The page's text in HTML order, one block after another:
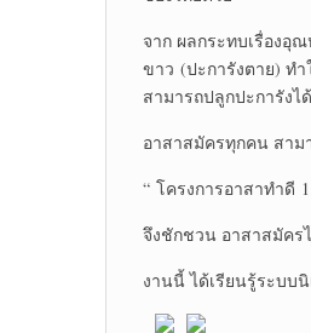
จาก ผลกระทบเรื่องอุ
ขาว (ปะการังตาย) ท
สามารถปลูกปะการัง
อาสาสมัครทุกคน สา
“ โครงการอาสาทำดี
จึงชักชวน อาสาสมัคร
งานนี้ ได้เรียนรู้ระบ